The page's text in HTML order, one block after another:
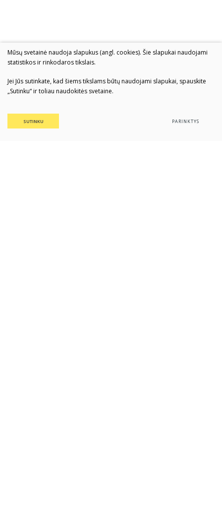
Mūsų svetainė naudoja slapukus (angl. cookies). Šie slapukai naudojami
statistikos ir rinkodaros tikslais.
Jei Jūs sutinkate, kad šiems tikslams būtų naudojami slapukai, spauskite
„Sutinku“ ir toliau naudokitės svetaine.
SUTINKU PARINKTYS